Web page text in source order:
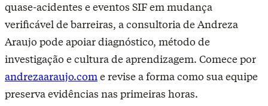
quase-acidentes e eventos SIF em mudança
verificável de barreiras, a consultoria de Andreza
Araujo pode apoiar diagnóstico, método de
investigação e cultura de aprendizagem. Comece por
andrezaaraujo.com e revise a forma como sua equipe
preserva evidências nas primeiras horas.